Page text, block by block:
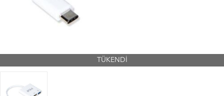
TÜKENDİ